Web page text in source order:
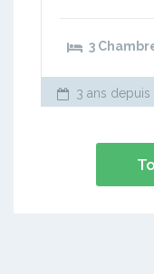
3
3 ans depuis